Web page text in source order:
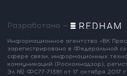
Разработано —
Информационное агентство «ВК
зарегистрировано в Федеральной
сфере связи, информационных
коммуникаций (Роскомнадзор),
Эл № ФС77-71381 от 17 октября 2017 г.